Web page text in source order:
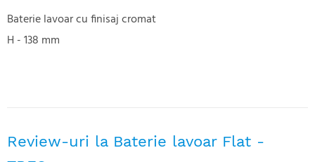
Baterie lavoar cu finisaj cromat
H - 138 mm
Review-uri la Baterie lavoar Flat -